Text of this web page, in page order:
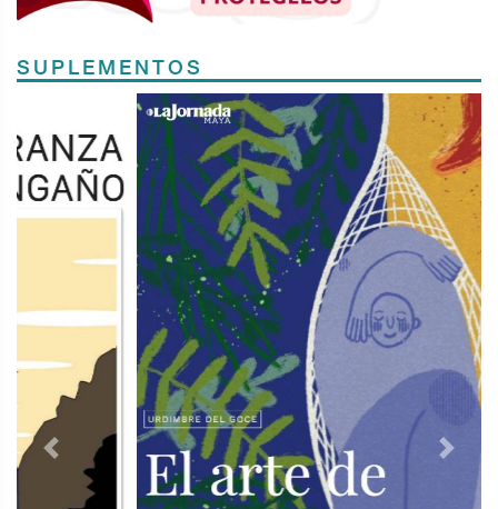
SUPLEMENTOS
Previous Next